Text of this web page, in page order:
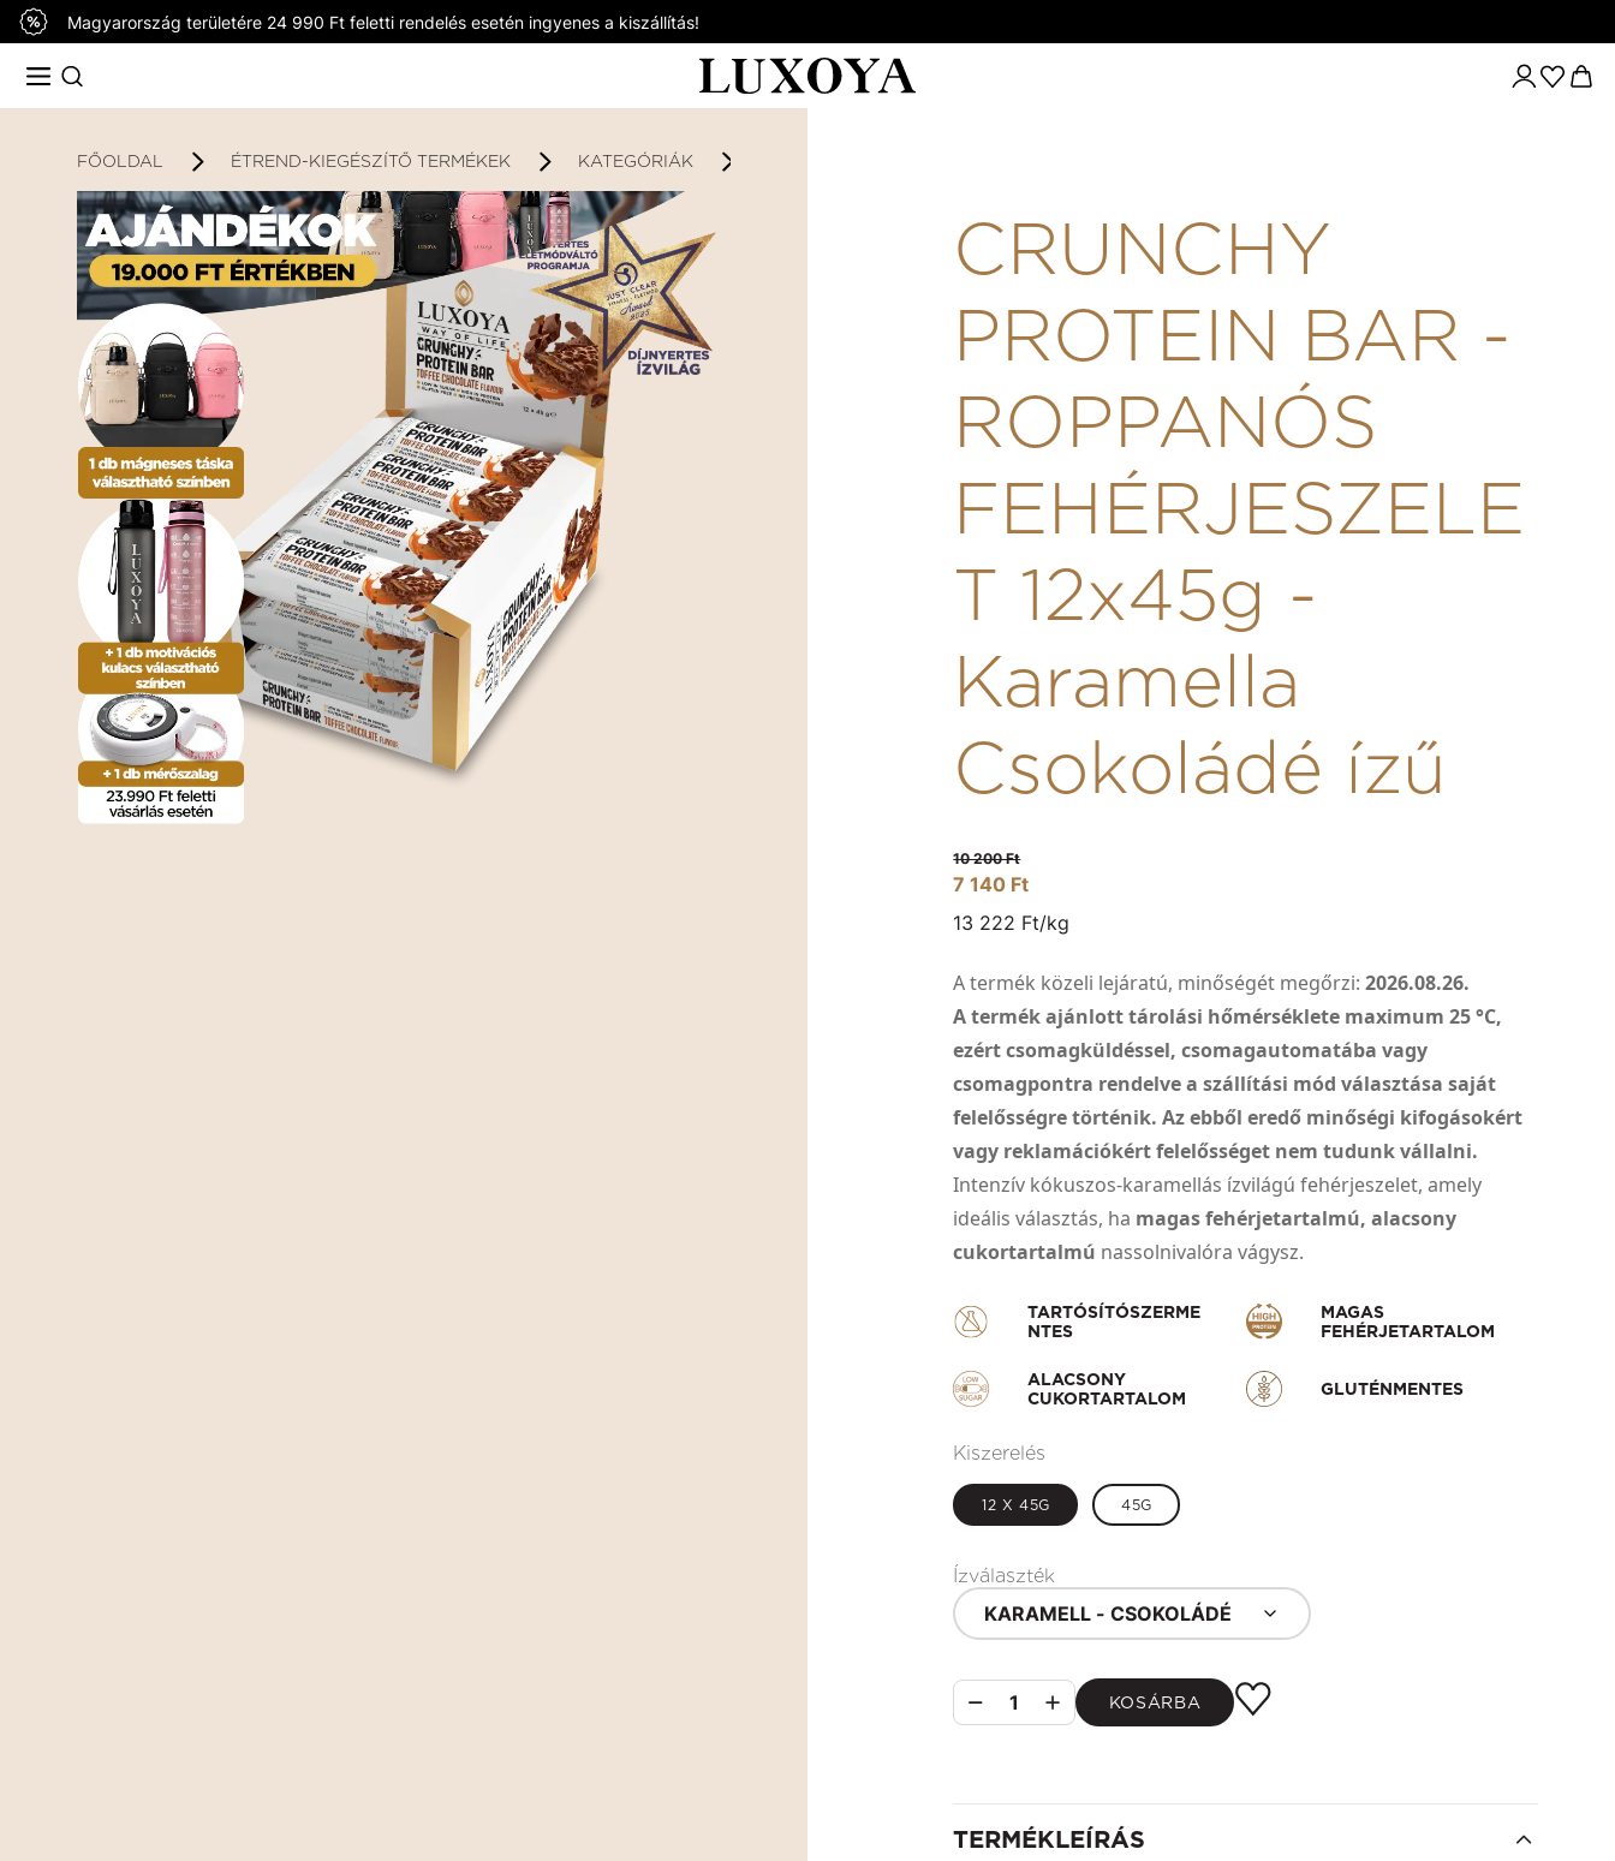
Magyarország területére 24 990 Ft feletti rendelés esetén ingyenes a kiszállítás!
FŐOLDAL ÉTREND-KIEGÉSZÍTŐ TERMÉKEK KATEGÓRIÁK
CRUNCHY
PROTEIN BAR -
ROPPANÓS
FEHÉRJESZELE
T 12x45g -
Karamella
Csokoládé ízű
10 200 Ft
7 140 Ft
13 222 Ft/kg
A termék közeli lejáratú, minőségét megőrzi:2026.08.26.
A termék ajánlott tárolási hőmérséklete maximum 25 °C,
ezért csomagküldéssel, csomagautomatába vagy
csomagpontra rendelve a szállítási mód választása saját
felelősségre történik. Az ebből eredő minőségi kifogásokért
vagy reklamációkért felelősséget nem tudunk vállalni.
Intenzív kókuszos-karamellás ízvilágú fehérjeszelet, amely
ideális választás, ha magas fehérjetartalmú, alacsony
cukortartalmú nassolnivalóra vágysz.
TARTÓSÍTÓSZERME
NTES
MAGAS
FEHÉRJETARTALOM
ALACSONY
CUKORTARTALOM
GLUTÉNMENTES
Kiszerelés
12 X 45G 45G
Ízválaszték
KARAMELL - CSOKOLÁDÉ
1 KOSÁRBA
TERMÉKLEÍRÁS